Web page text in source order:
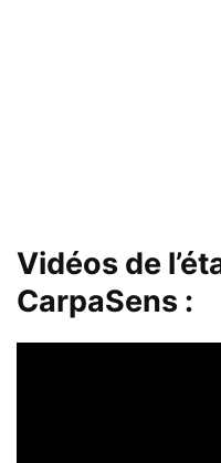
Vidéos de
CarpaSens :